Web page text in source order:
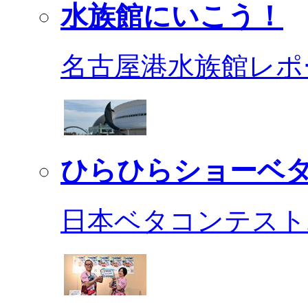
水族館にいこう！
名古屋港水族館レ
ひらひらショーベ
日本ベタコンテス